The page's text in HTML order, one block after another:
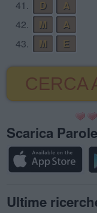
41.
D
A
42.
M
A
43.
M E
CERCA
Scarica
Ultime